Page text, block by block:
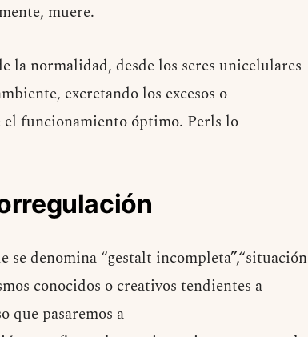
muere.
la normalidad, desde los seres unicelulares
excretando los excesos o
el funcionamiento óptimo. Perls lo
se denomina “gestalt incompleta”,“situación
conocidos o creativos tendientes a
que pasaremos a